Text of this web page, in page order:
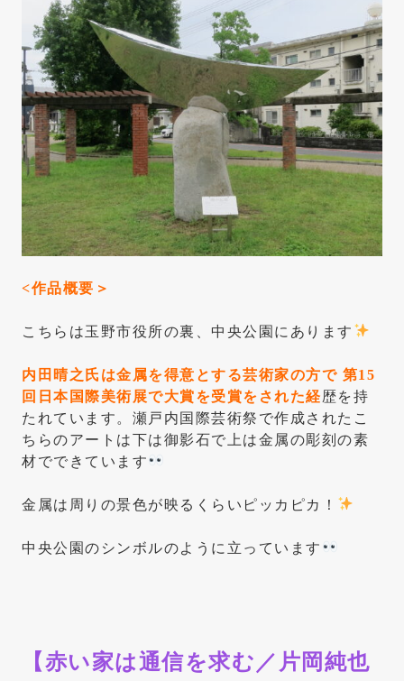
<作品概要＞
こちらは玉野市役所の裏、中央公園にあります
内田晴之氏は金属を得意とする芸術家の方で 第15
回日本国際美術展で大賞を受賞をされた経歴を持
たれています。瀬戸内国際芸術祭で作成されたこ
ちらのアートは下は御影石で上は金属の彫刻の素
材でできています
金属は周りの景色が映るくらいピッカピカ！
中央公園のシンボルのように立っています
【赤い家は通信を求む／片岡純也